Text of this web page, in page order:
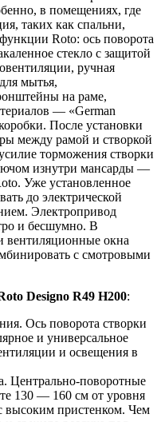
в помещениях, где
таких как спальни,
Roto: ось поворота
стекло с защитой
ручная
мытья,
на раме,
— «German
После установки
между рамой и створкой
торможения створки
изнутри мансарды —
Уже установленное
до электрической
Электропривод
и бесшумно. В
вентиляционные окна
с смотровыми
Designo R49 H200:
Ось поворота створки
и универсальное
и освещения в
Центрально-поворотные
130 — 160 см от уровня
высоким пристенком. Чем